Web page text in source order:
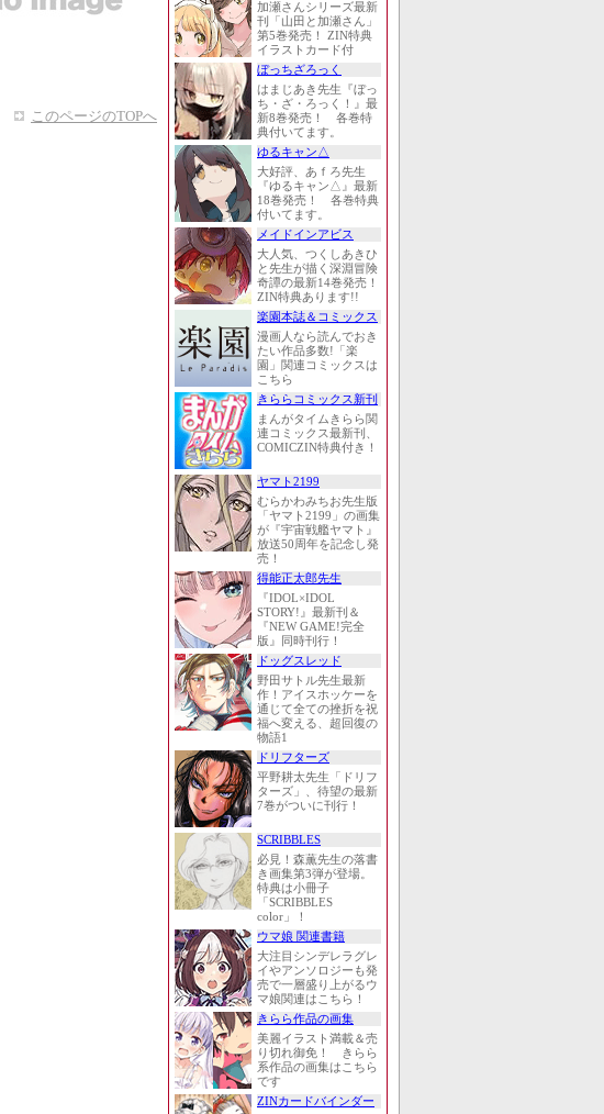
このページのTOPへ
加瀬さんシリーズ最新
刊「山田と加瀬さん」
第5巻発売！ ZIN特典
イラストカード付
ぼっちざろっく
はまじあき先生『ぼっ
ち・ざ・ろっく！』最
新8巻発売！ 各巻特
典付いてます。
ゆるキャン△
大好評、あｆろ先生
『ゆるキャン△』最新
18巻発売！ 各巻特典
付いてます。
メイドインアビス
大人気、つくしあきひ
と先生が描く深淵冒険
奇譚の最新14巻発売！
ZIN特典あります!!
楽園本誌＆コミックス
漫画人なら読んでおき
たい作品多数!「楽
園」関連コミックスは
こちら
きららコミックス新刊
まんがタイムきらら関
連コミックス最新刊、
COMICZIN特典付き！
ヤマト2199
むらかわみちお先生版
「ヤマト2199」の画集
が『宇宙戦艦ヤマト』
放送50周年を記念し発
売！
得能正太郎先生
『IDOL×IDOL
STORY!』最新刊＆
『NEW GAME!完全
版』同時刊行！
ドッグスレッド
野田サトル先生最新
作！アイスホッケーを
通じて全ての挫折を祝
福へ変える、超回復の
物語1
ドリフターズ
平野耕太先生「ドリフ
ターズ」、待望の最新
7巻がついに刊行！
SCRIBBLES
必見！森薫先生の落書
き画集第3弾が登場。
特典は小冊子
「SCRIBBLES
color」！
ウマ娘 関連書籍
大注目シンデレラグレ
イやアンソロジーも発
売で一層盛り上がるウ
マ娘関連はこちら！
きらら作品の画集
美麗イラスト満載＆売
り切れ御免！ きらら
系作品の画集はこちら
です
ZINカードバインダー